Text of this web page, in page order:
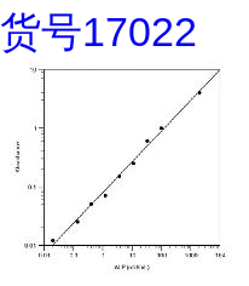
货号17022